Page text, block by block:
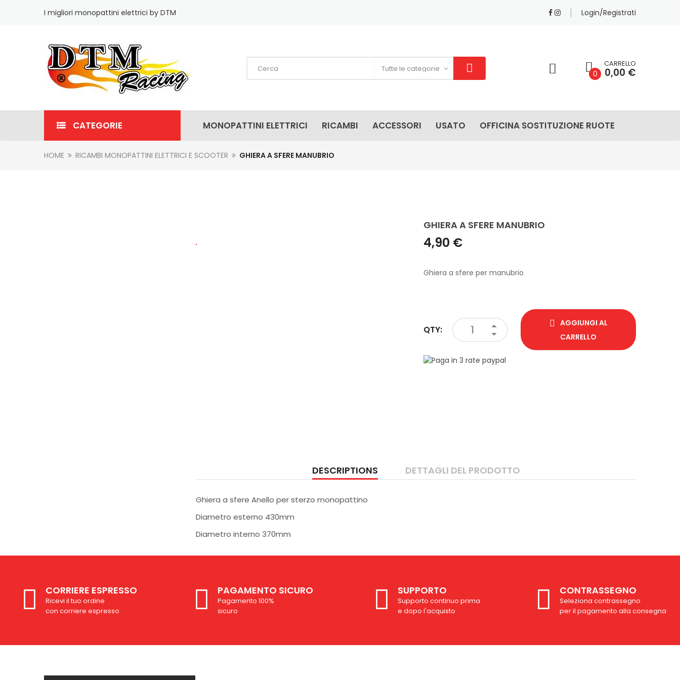
I migliori monopattini elettrici by DTM Login/Registrati
0
CARRELLO
0,00 €
CATEGORIE MONOPATTINI ELETTRICI RICAMBI ACCESSORI USATO OFFICINA SOSTITUZIONE RUOTE
HOME RICAMBI MONOPATTINI ELETTRICI E SCOOTER GHIERA A SFERE MANUBRIO
GHIERA A SFERE MANUBRIO
4,90 €
Ghiera a sfere per manubrio
QTY:
AGGIUNGI AL
CARRELLO
DESCRIPTIONS DETTAGLI DEL PRODOTTO
Ghiera a sfere Anello per sterzo monopattino
Diametro esterno 430mm
Diametro interno 370mm
CORRIERE ESPRESSO
Ricevi il tuo ordine
con corriere espresso
PAGAMENTO SICURO
Pagamento 100%
sicuro
SUPPORTO
Supporto continuo prima
e dopo l'acquisto
CONTRASSEGNO
Seleziona contrassegno
per il pagamento alla consegna